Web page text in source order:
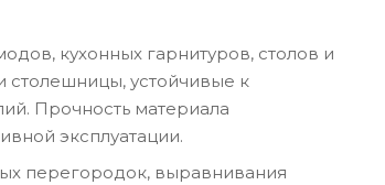
кухонных гарнитуров, столов и
столешницы, устойчивые к
Прочность материала
эксплуатации.
перегородок, выравнивания